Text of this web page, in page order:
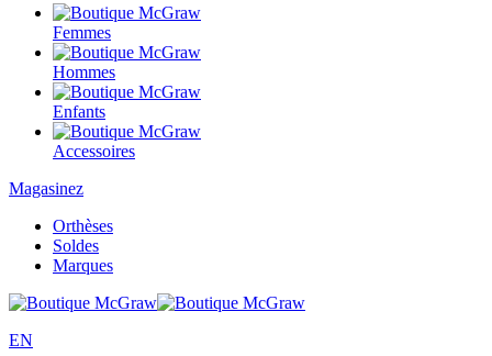
Femmes
Hommes
Enfants
Accessoires
Magasinez
Orthèses
Soldes
Marques
EN